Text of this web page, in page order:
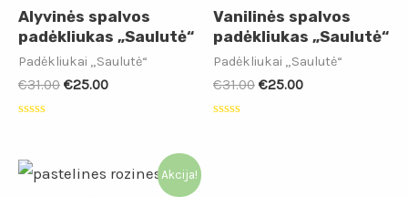
Alyvinės spalvos
padėkliukas „Saulutė“
Padėkliukai „Saulutė“
€31.00 €25.00
5
Vanilinės spalvos
padėkliukas „Saulutė“
Padėkliukai „Saulutė“
€31.00 €25.00
Akcija!